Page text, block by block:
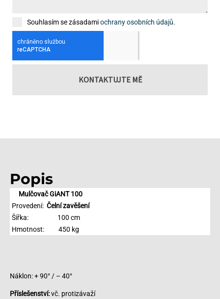
Souhlasím se zásadamiochrany osobních údajů.
KONTAKTUJTE MĚ
Popis
Mulčovač GiANT 100
Provedení: Čelní zavěšení
Šířka:
100 cm
Hmotnost:
450 kg
Náklon: + 90° / – 40°
Příslešenství:vč. protizávaží